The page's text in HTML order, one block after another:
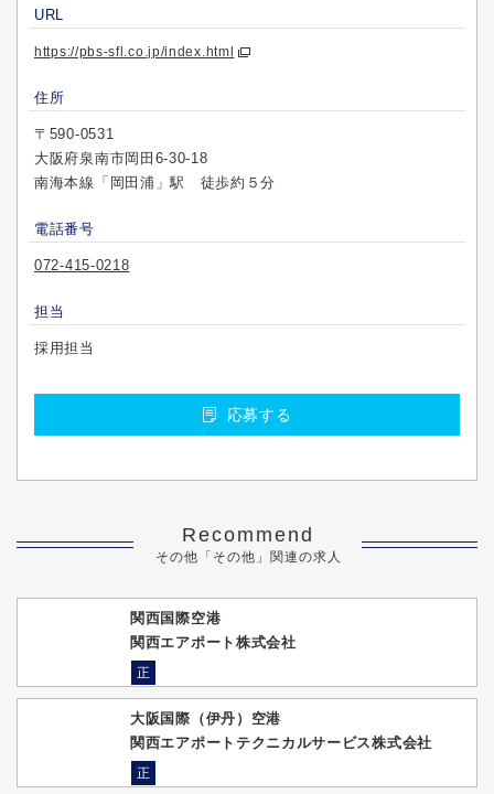
URL
https://pbs-sfl.co.jp/index.html
住所
〒590-0531
大阪府泉南市岡田6-30-18
南海本線「岡田浦」駅 徒歩約５分
電話番号
072-415-0218
担当
採用担当
応募する
Recommend
その他「その他」関連の求人
関西国際空港
関西エアポート株式会社
正
大阪国際（伊丹）空港
関西エアポートテクニカルサービス株式会社
正